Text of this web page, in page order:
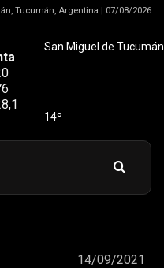
Tucumán, Argentina | 07/08/2026
San Miguel de Tucumán
14º
14/09/2021